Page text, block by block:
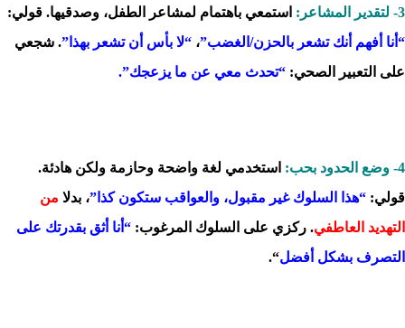
3- لتقدير المشاعر:
استمعي باهتمام لمشاعر الطفل، وصدقيها. قولي:
“أنا أفهم أنك تشعر بالحزن/الغضب”، “لا بأس أن تشعر بهذا”. شجعي
على التعبير الصحي: “تحدث معي عن ما يزعجك”.
4- وضع الحدود بحب:
استخدمي لغة واضحة وحازمة ولكن هادئة.
قولي: “هذا السلوك غير مقبول، والعواقب ستكون كذا”، بدلا من
التهديد العاطفي. ركزي على السلوك المرغوب: “أنا أثق بقدرتك على
التصرف بشكل أفضل“.